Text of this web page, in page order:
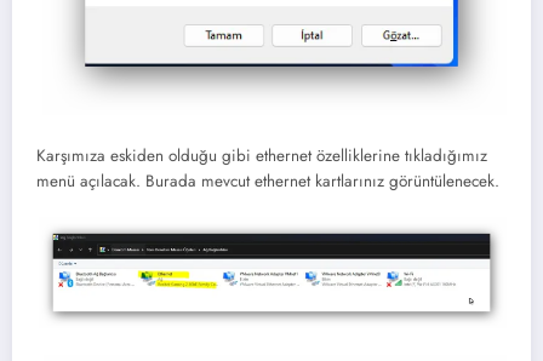
Karşımıza eskiden olduğu gibi ethernet özelliklerine tıkladığımız
menü açılacak. Burada mevcut ethernet kartlarınız görüntülenecek.